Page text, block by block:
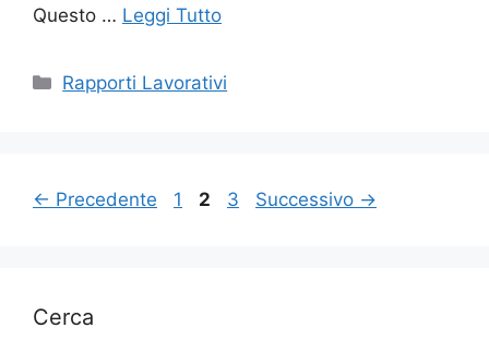
Questo … Leggi Tutto
Categorie
Rapporti Lavorativi
← Precedente Pagina
1 Pagina
2 Pagina
3 Successivo →
Cerca